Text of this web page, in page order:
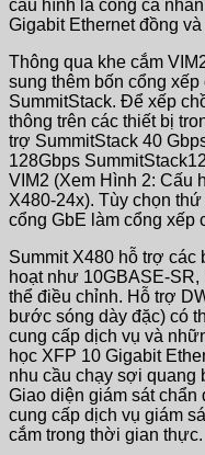
cấu hình là cổng cá
Gigabit Ethernet đồng
Thông qua khe cắm
sung thêm bốn cổng
SummitStack. Để xếp
thông trên các thiết bị
trợ SummitStack 40
128Gbps
VIM2 (Xem Hình 2: Cấu
X480-24x). Tùy chọn
cổng GbE làm cổng xếp
Summit X480 hỗ trợ các
hoạt như 10GBASE-
thể điều chỉnh. Hỗ trợ
bước sóng dày đặc) có
cung cấp dịch vụ và
học XFP 10 Gigabit
nhu cầu chạy sợi quang
Giao diện giám sát chẩn
cung cấp dịch vụ giám
cắm trong thời gian thực.